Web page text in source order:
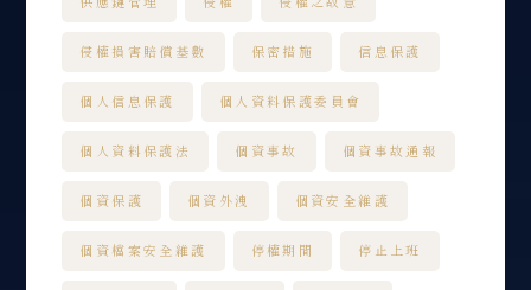
侵權損害賠償基數 保密措施 信息保護
個人信息保護 個人資料保護委員會
個人資料保護法 個資事故 個資事故通報
個資保護 個資外洩 個資安全維護
個資檔案安全維護 停權期間 停止上班